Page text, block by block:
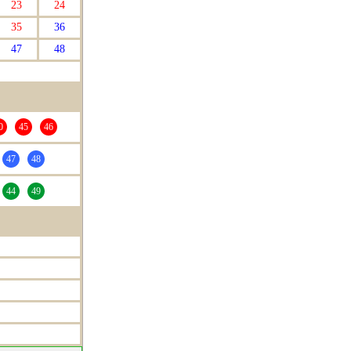
23
24
35
36
47
48
45 46
47 48
44 49